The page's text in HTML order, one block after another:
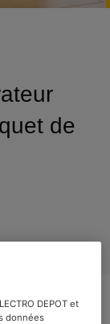
de
DEPOT et
données